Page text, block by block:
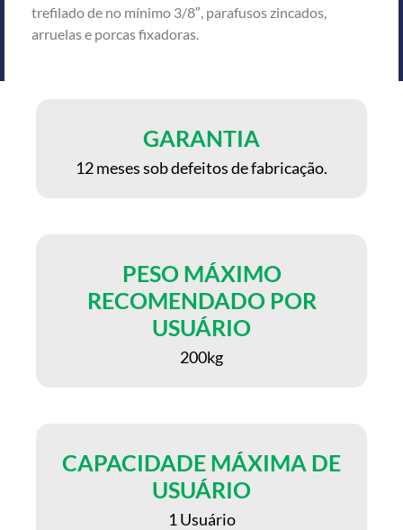
trefilado de no mínimo 3/8″, parafusos zincados,
arruelas e porcas fixadoras.
GARANTIA
12 meses sob defeitos de fabricação.
PESO MÁXIMO
RECOMENDADO POR
USUÁRIO
200kg
CAPACIDADE MÁXIMA DE
USUÁRIO
1 Usuário